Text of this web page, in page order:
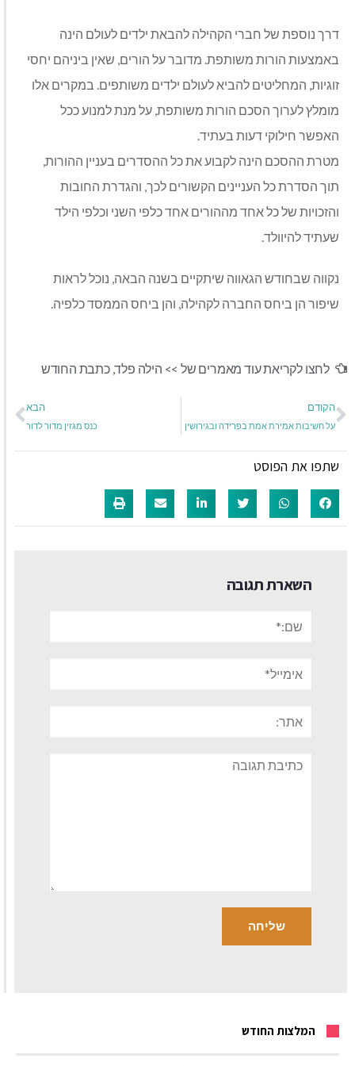
דרך נוספת של חברי הקהילה להבאת ילדים לעולם הינה
באמצעות הורות משותפת. מדובר על הורים, שאין ביניהם יחסי
זוגיות, המחליטים להביא לעולם ילדים משותפים. במקרים אלו
מומלץ לערוך הסכם הורות משותפת, על מנת למנוע ככל
האפשר חילוקי דעות בעתיד.
מטרת ההסכם הינה לקבוע את כל ההסדרים בעניין ההורות,
תוך הסדרת כל העניינים הקשורים לכך, והגדרת החובות
והזכויות של כל אחד מההורים אחד כלפי השני וכלפי הילד
שעתיד להיוולד.
נקווה שבחודש הגאווה שיתקיים בשנה הבאה, נוכל לראות
שיפור הן ביחס החברה לקהילה, והן ביחס הממסד כלפיה.
לחצו לקריאת עוד מאמרים של >> הילה פלד,כתבת החודש
הקודם
על חשיבות אמירת אמת בפרידה ובגירושין
הבא
כנס מגזין מדור לדור
שתפו את הפוסט
השארת תגובה
תגובה
המלצות החודש